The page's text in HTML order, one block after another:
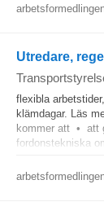
Utredare,
flexibla
klämdagar. Läs
kommer att • att
fordonstekniska